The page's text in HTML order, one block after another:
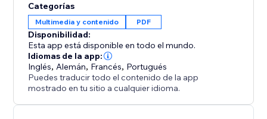
automática y efectos de sonido envolventes al
deslizar, esta aplicación eleva tus PDFs a flipbooks
cautivadores. Con miniaturas personalizables, una
barra de herramientas y opciones fáciles de descarga,
PDF Catalogs + FlipBook es ideal para mostrar
catálogos, folletos y más.
Categorías
Multimedia y contenido PDF
Disponibilidad:
Esta app está disponible en todo el mundo.
Idiomas de la app:
Inglés, Alemán, Francés, Portugués
Puedes traducir todo el contenido de la app
mostrado en tu sitio a cualquier idioma.